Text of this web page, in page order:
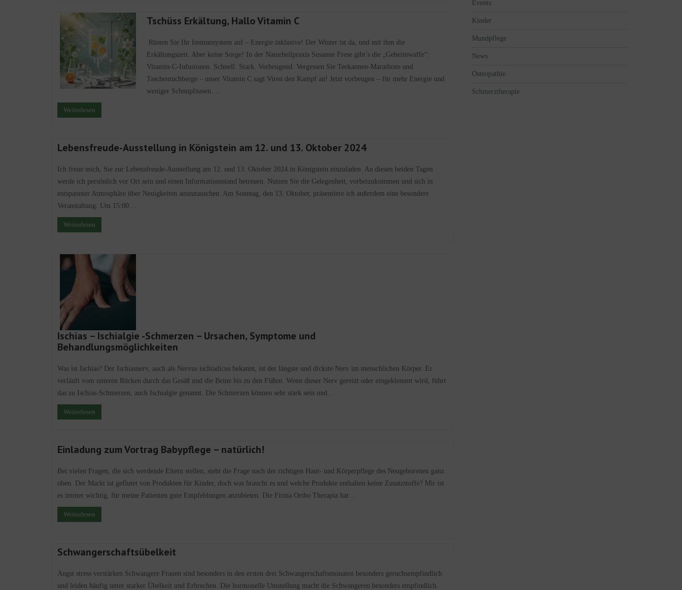
Tschüss Erkältung, Hallo Vitamin C
Rüsten Sie Ihr Immunsystem auf – Energie inklusive! Der Winter ist da, und mit ihm die
Erkältungszeit. Aber keine Sorge! In der Naturheilpraxis Susanne Frese gibt’s die „Geheimwaffe“:
Vitamin-C-Infusionen. Schnell. Stark. Vorbeugend. Vergessen Sie Teekannen-Marathons und
Taschentuchberge – unser Vitamin C sagt Viren den Kampf an! Jetzt vorbeugen – für mehr Energie und
weniger Schnupfnasen.…
Weiterlesen
Lebensfreude-Ausstellung in Königstein am 12. und 13. Oktober 2024
Ich freue mich, Sie zur Lebensfreude-Ausstellung am 12. und 13. Oktober 2024 in Königstein einzuladen. An diesen beiden Tagen
werde ich persönlich vor Ort sein und einen Informationsstand betreuen. Nutzen Sie die Gelegenheit, vorbeizukommen und sich in
entspannter Atmosphäre über Neuigkeiten auszutauschen. Am Sonntag, den 13. Oktober, präsentiere ich außerdem eine besondere
Veranstaltung: Um 15:00…
Weiterlesen
Ischias – Ischialgie -Schmerzen – Ursachen, Symptome und
Behandlungsmöglichkeiten
Was ist Ischias? Der Ischiasnerv, auch als Nervus ischiadicus bekannt, ist der längste und dickste Nerv im menschlichen Körper. Er
verläuft vom unteren Rücken durch das Gesäß und die Beine bis zu den Füßen. Wenn dieser Nerv gereizt oder eingeklemmt wird, führt
das zu Ischias-Schmerzen, auch Ischialgie genannt. Die Schmerzen können sehr stark sein und…
Weiterlesen
Einladung zum Vortrag Babypflege – natürlich!
Bei vielen Fragen, die sich werdende Eltern stellen, steht die Frage nach der richtigen Haut- und Körperpflege des Neugeborenen ganz
oben. Der Markt ist geflutet von Produkten für Kinder, doch was braucht es und welche Produkte enthalten keine Zusatzstoffe? Mir ist
es immer wichtig, für meine Patienten gute Empfehlungen anzubieten. Die Firma Ortho Therapia hat…
Weiterlesen
Schwangerschaftsübelkeit
Angst stress verstärken Schwangere Frauen sind besonders in den ersten drei Schwangerschaftsmonaten besonders geruchsempfindlich
und leiden häufig unter starker Übelkeit und Erbrechen. Die hormonelle Umstellung macht die Schwangeren besonders empfindlich.
Events
Kinder
Mundpflege
News
Osteopathie
Schmerztherapie